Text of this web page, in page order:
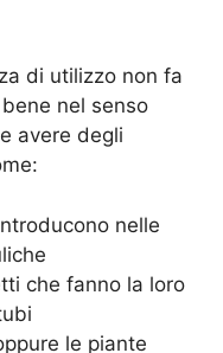
di utilizzo non fa
nel senso
avere degli
nelle
che fanno la loro
le piante